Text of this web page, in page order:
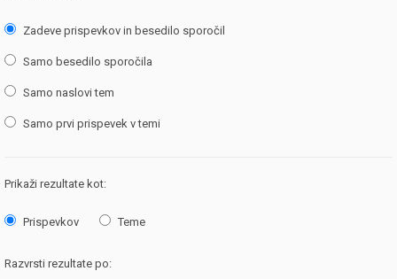
Zadeve prispevkov in besedilo sporočil
Samo besedilo sporočila
Samo naslovi tem
Samo prvi prispevek v temi
Prikaži rezultate kot:
Prispevkov Teme
Razvrsti rezultate po: